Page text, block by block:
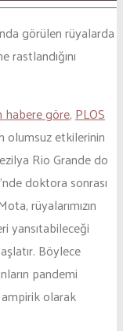
görülen rüyalarda
rastlandığını
habere göre,PLOS
olumsuz etkilerinin
Rio Grande do
doktora sonrası
rüyalarımızın
yansıtabileceği
Böylece
pandemi
ampirik olarak